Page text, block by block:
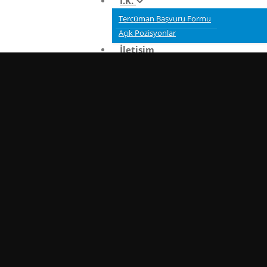
Tercüman Başvuru Formu
Açık Pozisyonlar
İletişim